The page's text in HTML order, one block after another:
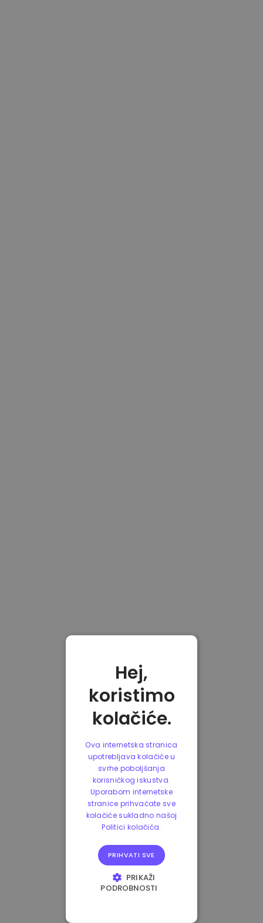
Hej,
koristimo
kolačiće.
Ova internetska stranica
upotrebljava kolačiće u
svrhe poboljšanja
korisničkog iskustva.
Uporabom internetske
stranice prihvaćate sve
kolačiće sukladno našoj
Politici kolačića.
PRIHVATI SVE
PRIKAŽI
PODROBNOSTI